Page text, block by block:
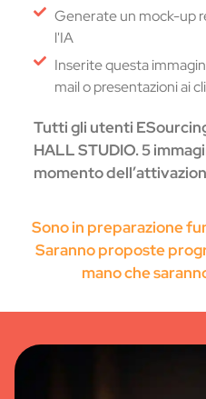
Generate un mock-up
l'IA
Inserite questa
mail o presentazioni ai
Tutti gli utenti
HALL STUDIO. 5
momento
Sono in preparazione
Saranno proposte
mano che